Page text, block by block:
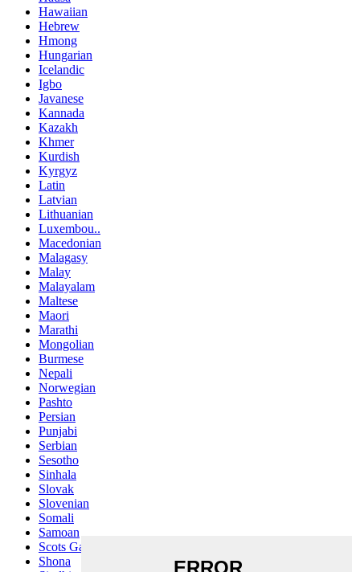
Hawaiian
Hebrew
Hmong
Hungarian
Icelandic
Igbo
Javanese
Kannada
Kazakh
Khmer
Kurdish
Kyrgyz
Latin
Latvian
Lithuanian
Luxembou..
Macedonian
Malagasy
Malay
Malayalam
Maltese
Maori
Marathi
Mongolian
Burmese
Nepali
Norwegian
Pashto
Persian
Punjabi
Serbian
Sesotho
Sinhala
Slovak
Slovenian
Somali
Samoan
Scots Gaelic
Shona